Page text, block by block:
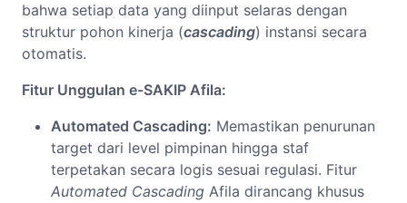
bahwa setiap data yang diinput selaras dengan
struktur pohon kinerja (cascading) instansi secara
otomatis.
Fitur Unggulan e-SAKIP Afila:
Automated Cascading: Memastikan penurunan
target dari level pimpinan hingga staf
terpetakan secara logis sesuai regulasi. Fitur
Automated Cascading Afila dirancang khusus